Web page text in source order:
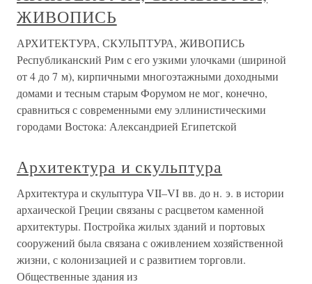
ЖИВОПИСЬ
АРХИТЕКТУРА, СКУЛЬПТУРА, ЖИВОПИСЬ
Республиканский Рим с его узкими улочками (шириной
от 4 до 7 м), кирпичными многоэтажными доходными
домами и тесным старым Форумом не мог, конечно,
сравниться с современными ему эллинистическими
городами Востока: Александрией Египетской
Архитектура и скульптура
Архитектура и скульптура VII–VI вв. до н. э. в истории
архаической Греции связаны с расцветом каменной
архитектуры. Постройка жилых зданий и портовых
сооружений была связана с оживлением хозяйственной
жизни, с колонизацией и с развитием торговли.
Общественные здания из